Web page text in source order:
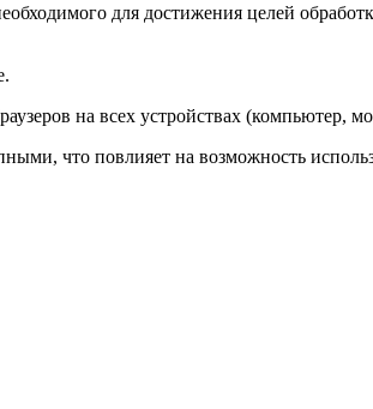
для достижения целей
на всех устройствах (компьютер,
что повлияет на возможность